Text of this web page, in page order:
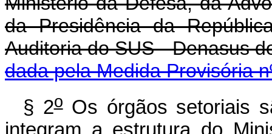
da Presidência da
Auditoria do SUS -
dada pela Medida Provisória
§ 2oOs órgãos setoriais